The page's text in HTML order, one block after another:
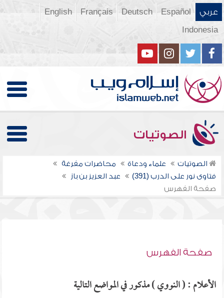
عربي Español
Deutsch
Français
English
Indonesia
الصوتيات
الصوتيات علماء ودعاة
محاضرات مفرغة
فتاوى نور على الدرب (391)
عبد العزيز بن باز
صفحة الفهرس
صفحة الفهرس
الأعلام : ( النووي ) مذكور في المواضع التالية